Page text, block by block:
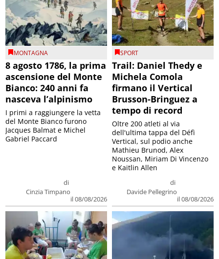
MONTAGNA
8 agosto 1786, la prima
ascensione del Monte
Bianco: 240 anni fa
nasceva l’alpinismo
di
Cinzia Timpano
il 08/08/2026
I primi a raggiungere la vetta
del Monte Bianco furono
Jacques Balmat e Michel
Gabriel Paccard
SPORT
Trail: Daniel Thedy e
Michela Comola
firmano il Vertical
Brusson-Bringuez a
tempo di record
di
Davide Pellegrino
il 08/08/2026
Oltre 200 atleti al via
dell'ultima tappa del Défì
Vertical, sul podio anche
Mathieu Brunod, Alex
Noussan, Miriam Di Vincenzo
e Kaitlin Allen